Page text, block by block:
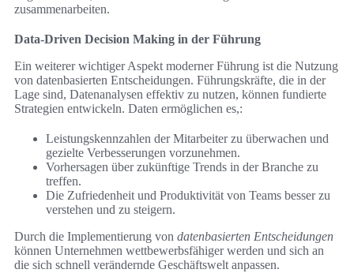
zusammenarbeiten.
Data-Driven Decision Making in der Führung
Ein weiterer wichtiger Aspekt moderner Führung ist die Nutzung
von datenbasierten Entscheidungen. Führungskräfte, die in der
Lage sind, Datenanalysen effektiv zu nutzen, können fundierte
Strategien entwickeln. Daten ermöglichen es,:
Leistungskennzahlen der Mitarbeiter zu überwachen und
gezielte Verbesserungen vorzunehmen.
Vorhersagen über zukünftige Trends in der Branche zu
treffen.
Die Zufriedenheit und Produktivität von Teams besser zu
verstehen und zu steigern.
Durch die Implementierung von datenbasierten Entscheidungen
können Unternehmen wettbewerbsfähiger werden und sich an
die sich schnell verändernde Geschäftswelt anpassen.